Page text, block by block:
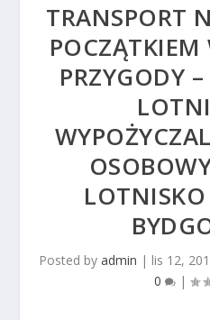
TRANSPORT
POCZĄTKIEM
PRZYGODY
Posted by admin | lis 12,
0
|